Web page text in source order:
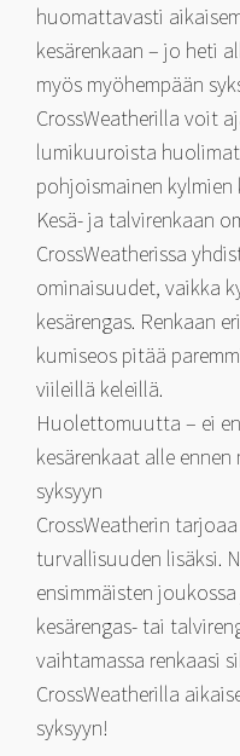
huomattavasti
kesärenkaan – jo heti
myös myöhempään
CrossWeatherilla voit
lumikuuroista
pohjoismainen kylmien
Kesä- ja talvirenkaan
CrossWeatherissa
ominaisuudet, vaikka
kesärengas. Renkaan
kumiseos pitää
viileillä keleillä.
Huolettomuutta – ei
kesärenkaat alle
syksyyn
CrossWeatherin
turvallisuuden lisäksi.
ensimmäisten
kesärengas- tai
vaihtamassa renkaasi
CrossWeatherilla
syksyyn!